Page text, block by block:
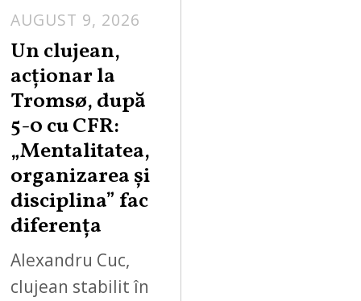
AUGUST 9, 2026
Un clujean,
acționar la
Tromsø, după
5-0 cu CFR:
„Mentalitatea,
organizarea și
disciplina” fac
diferența
Alexandru Cuc,
clujean stabilit în